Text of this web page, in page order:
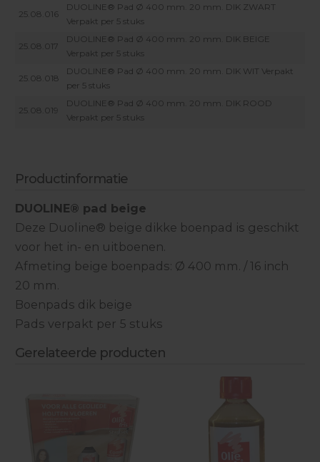
25.08.016
DUOLINE® Pad Ø 400 mm. 20 mm. DIK ZWART
Verpakt per 5 stuks
25.08.017
DUOLINE® Pad Ø 400 mm. 20 mm. DIK BEIGE
Verpakt per 5 stuks
25.08.018
DUOLINE® Pad Ø 400 mm. 20 mm. DIK WIT Verpakt
per 5 stuks
25.08.019
DUOLINE® Pad Ø 400 mm. 20 mm. DIK ROOD
Verpakt per 5 stuks
Productinformatie
DUOLINE® pad beige
Deze Duoline® beige dikke boenpad is geschikt
voor het in- en uitboenen.
Afmeting beige boenpads: Ø 400 mm. / 16 inch
20 mm.
Boenpads dik beige
Pads verpakt per 5 stuks
Gerelateerde producten